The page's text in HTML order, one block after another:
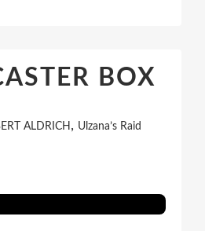
BOX
ALDRICH , Ulzana’s Raid